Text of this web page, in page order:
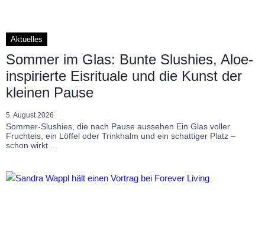
Aktuelles
Sommer im Glas: Bunte Slushies, Aloe-
inspirierte Eisrituale und die Kunst der
kleinen Pause
5. August 2026
Sommer-Slushies, die nach Pause aussehen Ein Glas voller
Fruchteis, ein Löffel oder Trinkhalm und ein schattiger Platz –
schon wirkt ...